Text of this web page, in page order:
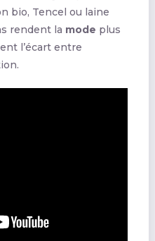
bio, Tencel ou laine
rendent la mode plus
l’écart entre